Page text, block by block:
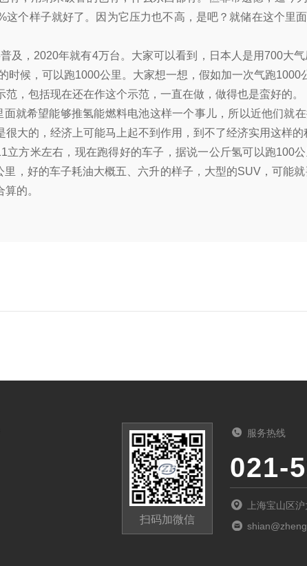
个样子就好了。因为它压力也不高，是吧？就储在这个里
，2020年就有4万台。大家可以看到，日本人是用700大
候，可以跑1000公里。大家想一想，假如加一次气跑1000
，包括现在还在作这个示范，一直在做，做得也是蛮好的。
就希望能够推氢能燃料电池这样一个事儿，所以近他们就
大的，经济上可能马上起不到作用，到不了经济实用这样
方米左右，现在跑得好的车子，据说一公斤氢可以跑100
，好的车子耗油大概五、六升的样子，大型的SUV，可能
的。
扫码加微信
服务热线
021-
上海宝山区